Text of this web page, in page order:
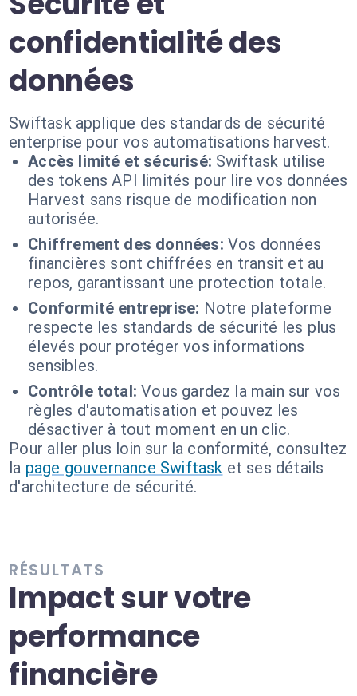
confidentialité des
données
Swiftask applique des standards de sécurité
enterprise pour vos automatisations harvest.
Accès limité et sécurisé: Swiftask utilise
des tokens API limités pour lire vos données
Harvest sans risque de modification non
autorisée.
Chiffrement des données: Vos données
financières sont chiffrées en transit et au
repos, garantissant une protection totale.
Conformité entreprise: Notre plateforme
respecte les standards de sécurité les plus
élevés pour protéger vos informations
sensibles.
Contrôle total: Vous gardez la main sur vos
règles d'automatisation et pouvez les
désactiver à tout moment en un clic.
Pour aller plus loin sur la conformité, consultez
la page gouvernance Swiftask et ses détails
d'architecture de sécurité.
RÉSULTATS
Impact sur votre
performance
financière